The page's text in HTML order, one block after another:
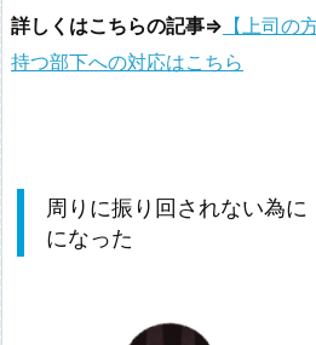
詳しくはこちらの記事⇒ 【上司の
持つ部下への対応はこちら
周りに振り回されない為に
になった